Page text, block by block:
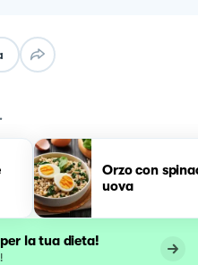
Orzo con
uova
la tua dieta!